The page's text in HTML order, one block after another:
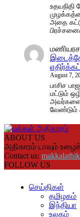
அதை
August 7,
பாசிச
மட்டும்
அவர்களை
ABOUT US
அதிகாரம் யாவும்
Contact us:
FOLLOW US
செய்திகள்
தமிழகம்
இந்தியா
உலகம்